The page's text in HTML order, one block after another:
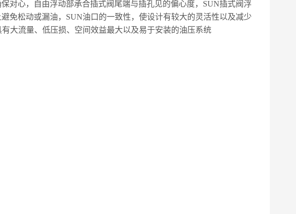
对心，自由浮动部承合插式阀尾端与插孔见的偏心度， SUN插式阀浮
免松动或漏油， SUN油口的一致性，使设计有较大的灵活性以及减少
大流量、低压损、空间效益最大以及易于安装的油压系统